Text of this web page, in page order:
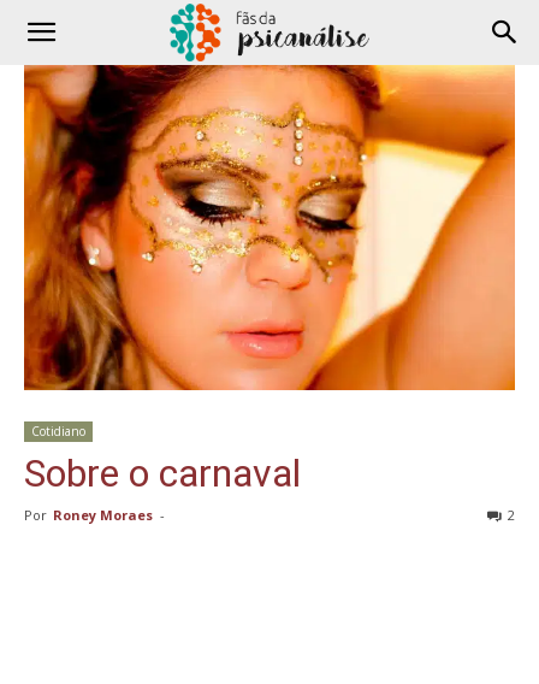
Cotidiano
Sobre o carnaval
Por Roney Moraes - 2